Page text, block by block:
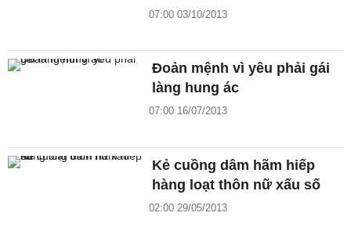
07:00 03/10/2013
Đoản mệnh vì yêu phải gái
làng hung ác
07:00 16/07/2013
Kẻ cuồng dâm hãm hiếp
hàng loạt thôn nữ xấu số
02:00 29/05/2013